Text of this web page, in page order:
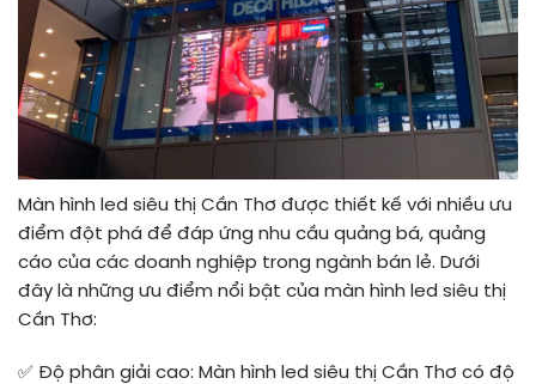
Màn hình led siêu thị Cần Thơ được thiết kế với nhiều ưu
điểm đột phá để đáp ứng nhu cầu quảng bá, quảng
cáo của các doanh nghiệp trong ngành bán lẻ. Dưới
đây là những ưu điểm nổi bật của màn hình led siêu thị
Cần Thơ:
✅ Độ phân giải cao: Màn hình led siêu thị Cần Thơ có độ